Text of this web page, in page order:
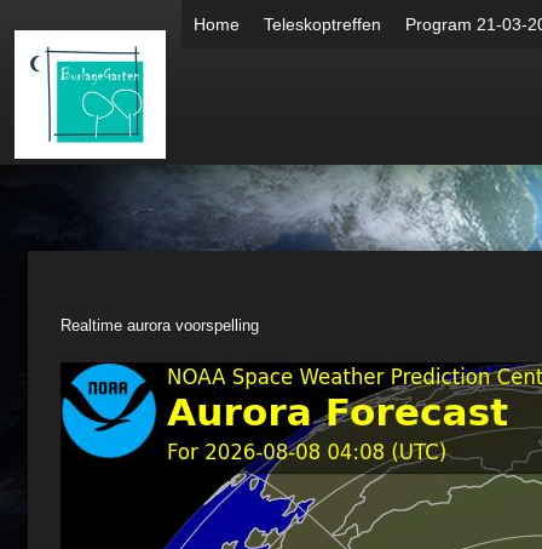
Home Teleskoptreffen Program 21-03-
Realtime aurora voorspelling